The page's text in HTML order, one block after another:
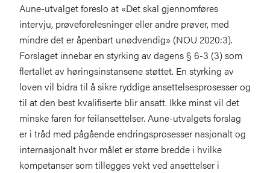
Aune-utvalget foreslo at «Det skal gjennomføres
intervju, prøveforelesninger eller andre prøver, med
mindre det er åpenbart unødvendig» (NOU 2020:3).
Forslaget innebar en styrking av dagens § 6-3 (3) som
flertallet av høringsinstansene støttet. En styrking av
loven vil bidra til å sikre ryddige ansettelsesprosesser og
til at den best kvalifiserte blir ansatt. Ikke minst vil det
minske faren for feilansettelser. Aune-utvalgets forslag
er i tråd med pågående endringsprosesser nasjonalt og
internasjonalt hvor målet er større bredde i hvilke
kompetanser som tillegges vekt ved ansettelser i